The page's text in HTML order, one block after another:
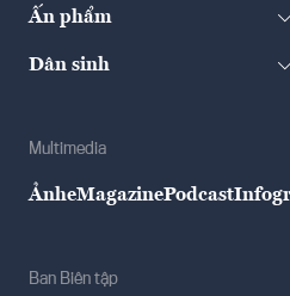
Ấn phẩm
Dân sinh
Multimedia
ẢnheMagazinePodcast
Ban Biên tập